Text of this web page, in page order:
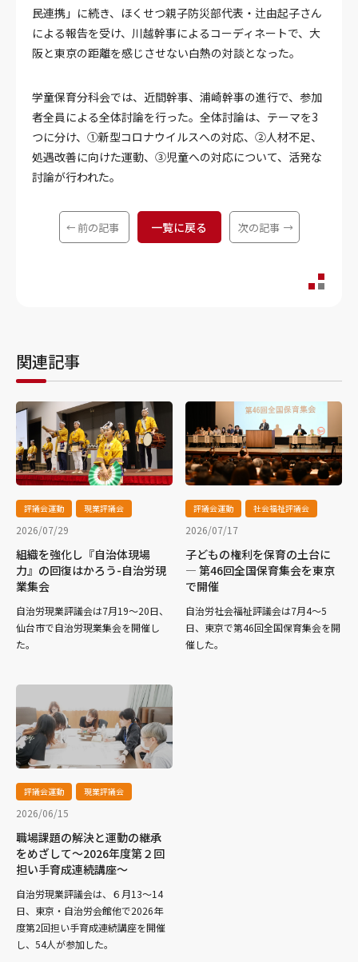
民連携」に続き、ほくせつ親子防災部代表・辻由起子さん
による報告を受け、川越幹事によるコーディネートで、大
阪と東京の距離を感じさせない白熱の対談となった。
学童保育分科会では、近間幹事、浦崎幹事の進行で、参加
者全員による全体討論を行った。全体討論は、テーマを3
つに分け、①新型コロナウイルスへの対応、②人材不足、
処遇改善に向けた運動、③児童への対応について、活発な
討論が行われた。
前の記事 一覧に戻る 次の記事
関連記事
評議会運動 現業評議会
2026/07/29
組織を強化し『自治体現場
力』の回復はかろう-自治労現
業集会
自治労現業評議会は7月19～20日、
仙台市で自治労現業集会を開催し
た。
評議会運動 社会福祉評議会
2026/07/17
子どもの権利を保育の土台に
― 第46回全国保育集会を東京
で開催
自治労社会福祉評議会は7月4～5
日、東京で第46回全国保育集会を開
催した。
評議会運動 現業評議会
2026/06/15
職場課題の解決と運動の継承
をめざして～2026年度第２回
担い手育成連続講座～
自治労現業評議会は、６月13～14
日、東京・自治労会館他で2026年
度第2回担い手育成連続講座を開催
し、54人が参加した。